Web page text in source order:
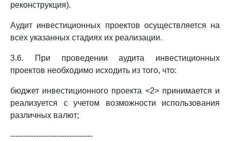
реконструкция).
Аудит инвестиционных проектов осуществляется на
всех указанных стадиях их реализации.
3.6. При проведении аудита инвестиционных
проектов необходимо исходить из того, что:
бюджет инвестиционного проекта <2> принимается и
реализуется с учетом возможности использования
различных валют;
--------------------------------